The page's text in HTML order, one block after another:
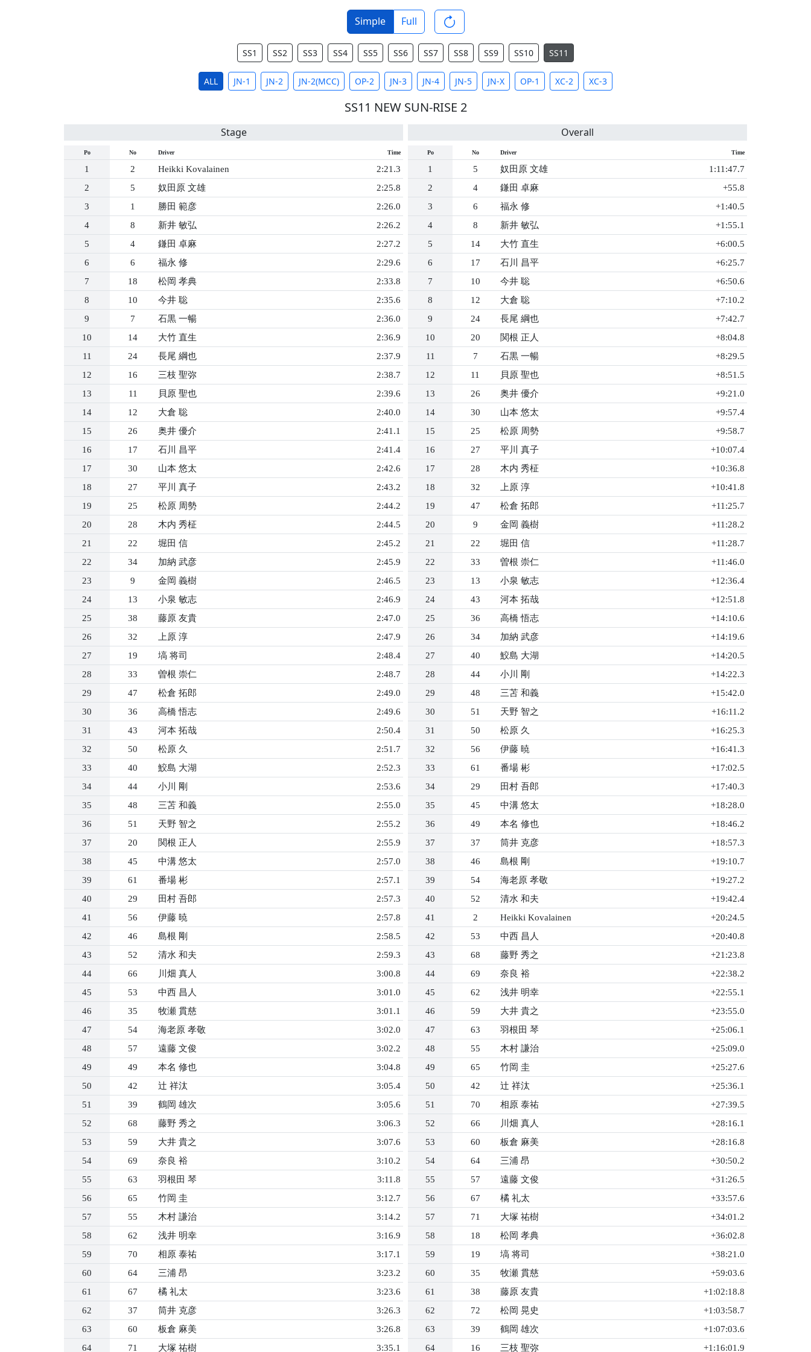
Simple Full
SS1 SS2 SS3 SS4 SS5 SS6 SS7 SS8 SS9 SS10 SS11
ALL JN-1 JN-2 JN-2(MCC) OP-2 JN-3 JN-4 JN-5 JN-X OP-1 XC-2 XC-3
SS11 NEW SUN-RISE 2
Stage
Po No Driver Time
1 2 Heikki Kovalainen
2:21.3
2
5 奴田原 文雄
2:25.8
3
1 勝田 範彦
2:26.0
4
8 新井 敏弘
2:26.2
5
4 鎌田 卓麻
2:27.2
6
6 福永 修
2:29.6
7
18 松岡 孝典
2:33.8
8
10 今井 聡
2:35.6
9
7 石黒 一暢
2:36.0
10
14 大竹 直生
2:36.9
11
24 長尾 綱也
2:37.9
12
16 三枝 聖弥
2:38.7
13
11 貝原 聖也
2:39.6
14
12 大倉 聡
2:40.0
15
26 奥井 優介
2:41.1
16
17 石川 昌平
2:41.4
17
30 山本 悠太
2:42.6
18
27 平川 真子
2:43.2
19
25 松原 周勢
2:44.2
20
28 木内 秀柾
2:44.5
21
22 堀田 信
2:45.2
22
34 加納 武彦
2:45.9
23
9 金岡 義樹
2:46.5
24
13 小泉 敏志
2:46.9
25
38 藤原 友貴
2:47.0
26
32 上原 淳
2:47.9
27
19 塙 将司
2:48.4
28
33 曽根 崇仁
2:48.7
29
47 松倉 拓郎
2:49.0
30
36 高橋 悟志
2:49.6
31
43 河本 拓哉
2:50.4
32
50 松原 久
2:51.7
33
40 鮫島 大湖
2:52.3
34
44 小川 剛
2:53.6
35
48 三苫 和義
2:55.0
36
51 天野 智之
2:55.2
37
20 関根 正人
2:55.9
38
45 中溝 悠太
2:57.0
39
61 番場 彬
2:57.1
40
29 田村 吾郎
2:57.3
41
56 伊藤 暁
2:57.8
42
46 島根 剛
2:58.5
43
52 清水 和夫
2:59.3
44
66 川畑 真人
3:00.8
45
53 中西 昌人
3:01.0
46
35 牧瀬 貫慈
3:01.1
47
54 海老原 孝敬
3:02.0
48
57 遠藤 文俊
3:02.2
49
49 本名 修也
3:04.8
50
42 辻 祥汰
3:05.4
51
39 鶴岡 雄次
3:05.6
52
68 藤野 秀之
3:06.3
53
59 大井 貴之
3:07.6
54
69 奈良 裕
3:10.2
55
63 羽根田 琴
3:11.8
56
65 竹岡 圭
3:12.7
57
55 木村 謙治
3:14.2
58
62 浅井 明幸
3:16.9
59
70 相原 泰祐
3:17.1
60
64 三浦 昂
3:23.2
61
67 橘 礼太
3:23.6
62
37 筒井 克彦
3:26.3
63
60 板倉 麻美
3:26.8
64
71 大塚 祐樹 3:35.1
Overall
Po No Driver Time
1 5 奴田原 文雄
1:11:47.7
2
4 鎌田 卓麻
+55.8
3
6 福永 修
+1:40.5
4
8 新井 敏弘
+1:55.1
5
14 大竹 直生
+6:00.5
6
17 石川 昌平
+6:25.7
7
10 今井 聡
+6:50.6
8
12 大倉 聡
+7:10.2
9
24 長尾 綱也
+7:42.7
10
20 関根 正人
+8:04.8
11
7 石黒 一暢
+8:29.5
12
11 貝原 聖也
+8:51.5
13
26 奥井 優介
+9:21.0
14
30 山本 悠太
+9:57.4
15
25 松原 周勢
+9:58.7
16
27 平川 真子
+10:07.4
17
28 木内 秀柾
+10:36.8
18
32 上原 淳
+10:41.8
19
47 松倉 拓郎
+11:25.7
20
9 金岡 義樹
+11:28.2
21
22 堀田 信
+11:28.7
22
33 曽根 崇仁
+11:46.0
23
13 小泉 敏志
+12:36.4
24
43 河本 拓哉
+12:51.8
25
36 高橋 悟志
+14:10.6
26
34 加納 武彦
+14:19.6
27
40 鮫島 大湖
+14:20.5
28
44 小川 剛
+14:22.3
29
48 三苫 和義
+15:42.0
30
51 天野 智之
+16:11.2
31
50 松原 久
+16:25.3
32
56 伊藤 暁
+16:41.3
33
61 番場 彬
+17:02.5
34
29 田村 吾郎
+17:40.3
35
45 中溝 悠太
+18:28.0
36
49 本名 修也
+18:46.2
37
37 筒井 克彦
+18:57.3
38
46 島根 剛
+19:10.7
39
54 海老原 孝敬
+19:27.2
40
52 清水 和夫
+19:42.4
41
2 Heikki Kovalainen
+20:24.5
42
53 中西 昌人
+20:40.8
43
68 藤野 秀之
+21:23.8
44
69 奈良 裕
+22:38.2
45
62 浅井 明幸
+22:55.1
46
59 大井 貴之
+23:55.0
47
63 羽根田 琴
+25:06.1
48
55 木村 謙治
+25:09.0
49
65 竹岡 圭
+25:27.6
50
42 辻 祥汰
+25:36.1
51
70 相原 泰祐
+27:39.5
52
66 川畑 真人
+28:16.1
53
60 板倉 麻美
+28:16.8
54
64 三浦 昂
+30:50.2
55
57 遠藤 文俊
+31:26.5
56
67 橘 礼太
+33:57.6
57
71 大塚 祐樹
+34:01.2
58
18 松岡 孝典
+36:02.8
59
19 塙 将司
+38:21.0
60
35 牧瀬 貫慈
+59:03.6
61
38 藤原 友貴
+1:02:18.8
62
72 松岡 晃史
+1:03:58.7
63
39 鶴岡 雄次
+1:07:03.6
64
16 三枝 聖弥 +1:16:01.9